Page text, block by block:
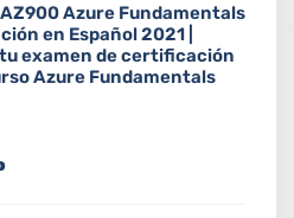
Azure Fundamentals
en Español 2021 |
examen de certificación
Azure Fundamentals